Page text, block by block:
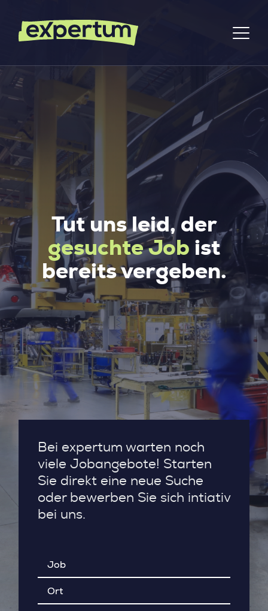
Tut uns leid, der
gesuchte Job ist
bereits vergeben.
Bei expertum warten noch
viele Jobangebote! Starten
Sie direkt eine neue Suche
oder bewerben Sie sich intiativ
bei uns.